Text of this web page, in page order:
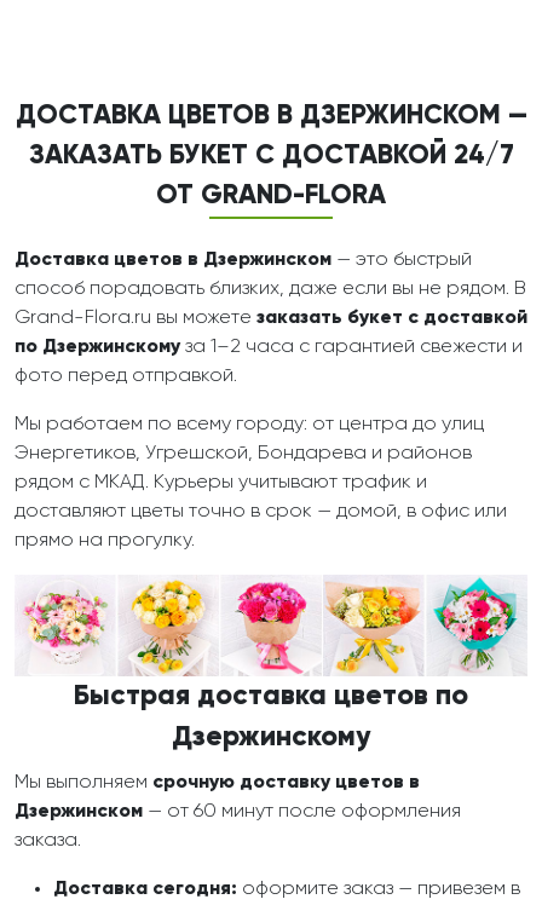
ДОСТАВКА ЦВЕТОВ В ДЗЕРЖИНСКОМ —
ЗАКАЗАТЬ БУКЕТ С ДОСТАВКОЙ 24/7
ОТ GRAND-FLORA
Доставка цветов в Дзержинском — это быстрый
способ порадовать близких, даже если вы не рядом. В
Grand-Flora.ru вы можете заказать букет с доставкой
по Дзержинскомуза 1–2 часа с гарантией свежести и
фото перед отправкой.
Мы работаем по всему городу: от центра до улиц
Энергетиков, Угрешской, Бондарева и районов
рядом с МКАД. Курьеры учитывают трафик и
доставляют цветы точно в срок — домой, в офис или
прямо на прогулку.
Быстрая доставка цветов по
Дзержинскому
Мы выполняем срочную доставку цветов в
Дзержинском — от 60 минут после оформления
заказа.
Доставка сегодня: оформите заказ — привезем в